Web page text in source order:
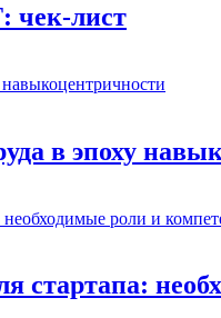
чек-лист
в эпоху
стартапа: